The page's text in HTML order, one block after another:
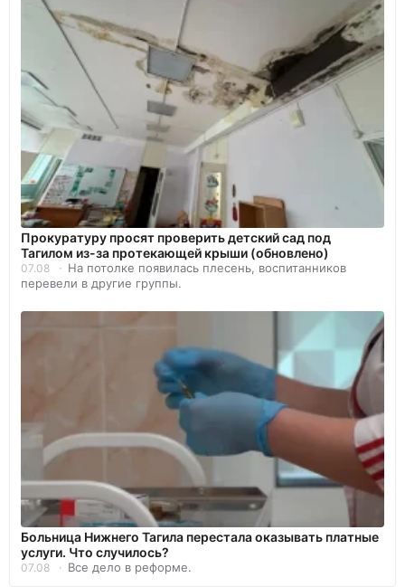
Прокуратуру просят проверить детский сад под
Тагилом из-за протекающей крыши (обновлено)
07.08
На потолке появилась плесень, воспитанников
перевели в другие группы.
Больница Нижнего Тагила перестала оказывать платные
услуги. Что случилось?
07.08 Все дело в реформе.